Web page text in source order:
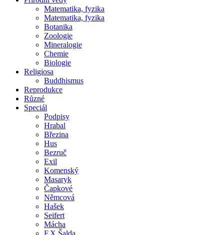
Matematika, fyzika
Matematika, fyzika
Botanika
Zoologie
Mineralogie
Chemie
Biologie
Religiosa
Buddhismus
Reprodukce
Různé
Speciál
Podpisy
Hrabal
Březina
Hus
Bezruč
Exil
Komenský
Masaryk
Čapkové
Němcová
Hašek
Seifert
Mácha